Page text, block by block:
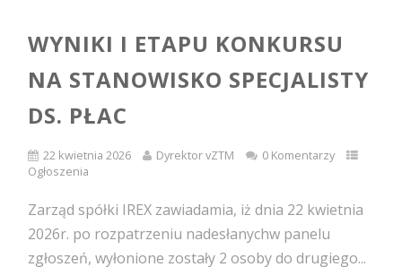
WYNIKI I ETAPU KONKURSU
NA STANOWISKO SPECJALISTY
DS. PŁAC
22 kwietnia 2026 Dyrektor vZTM
0 Komentarzy
Ogłoszenia
Zarząd spółki IREX zawiadamia, iż dnia 22 kwietnia
2026r. po rozpatrzeniu nadesłanychw panelu
zgłoszeń, wyłonione zostały 2 osoby do drugiego...